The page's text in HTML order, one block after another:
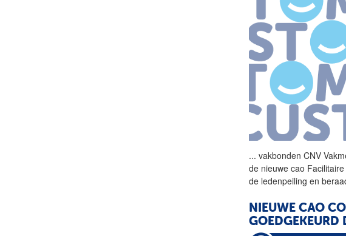
... vakbonden CNV
de nieuwe cao
de ledenpeiling en
NIEUWE CAO
GOEDGEKEURD